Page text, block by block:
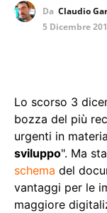
Da Claudio
5 Dicembre
Lo scorso 3
bozza del più
urgenti in
sviluppo". Ma
schema del
vantaggi per le
maggiore